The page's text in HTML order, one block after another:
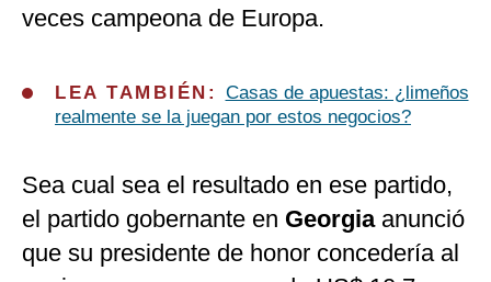
veces campeona de Europa.
LEA TAMBIÉN: Casas de apuestas: ¿limeños
realmente se la juegan por estos negocios?
Sea cual sea el resultado en ese partido,
el partido gobernante en Georgia anunció
que su presidente de honor concedería al